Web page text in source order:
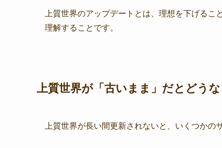
上質世界のアップデートとは、理想を下げる
理解することです。
上質世界が「古いまま」だとどう
上質世界が長い間更新されないと、いくつかの